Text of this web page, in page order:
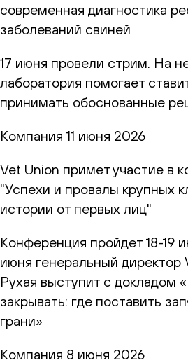
современная диагностика
заболеваний свиней
17 июня провели стрим. На
лаборатория помогает
принимать обоснованные
Компания 11 июня 2026
Vet Union примет участие в
"Успехи и провалы крупных
истории от первых лиц"
Конференция пройдет 18-19
июня генеральный
Рухая выступит с докладом
закрывать: где поставить
грани»
Компания 8 июня 2026